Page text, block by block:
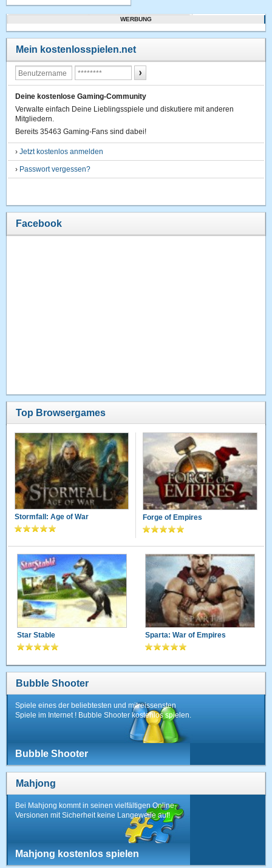
WERBUNG
Mein kostenlosspielen.net
Deine kostenlose Gaming-Community
Verwalte einfach Deine Lieblingsspiele und diskutiere mit anderen
Mitgliedern.
Bereits 35463 Gaming-Fans sind dabei!
›Jetzt kostenlos anmelden
› Passwort vergessen?
Facebook
Top Browsergames
Stormfall: Age of War Forge of Empires
Star Stable Sparta: War of Empires
Bubble Shooter
Spiele eines der beliebtesten und mitreissensten
Spiele im Internet ! Bubble Shooter kostenlos spielen.
Bubble Shooter
Mahjong
Bei Mahjong kommt in seinen vielfältigen Online-
Versionen mit Sicherheit keine Langeweile auf!
Mahjong kostenlos spielen